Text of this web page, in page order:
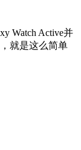
Watch Active并
就是这么简单